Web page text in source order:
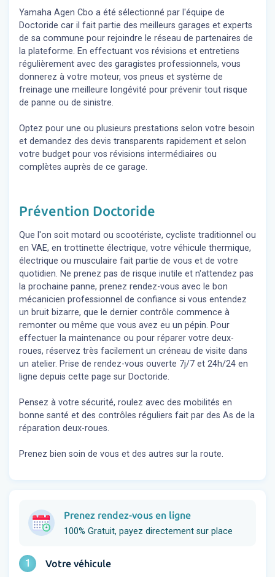
Yamaha Agen Cbo a été sélectionné par l'équipe de
Doctoride car il fait partie des meilleurs garages et experts
de sa commune pour rejoindre le réseau de partenaires de
la plateforme. En effectuant vos révisions et entretiens
régulièrement avec des garagistes professionnels, vous
donnerez à votre moteur, vos pneus et système de
freinage une meilleure longévité pour prévenir tout risque
de panne ou de sinistre.
Optez pour une ou plusieurs prestations selon votre besoin
et demandez des devis transparents rapidement et selon
votre budget pour vos révisions intermédiaires ou
complètes auprès de ce garage.
Prévention Doctoride
Que l'on soit motard ou scootériste, cycliste traditionnel ou
en VAE, en trottinette électrique, votre véhicule thermique,
électrique ou musculaire fait partie de vous et de votre
quotidien. Ne prenez pas de risque inutile et n'attendez pas
la prochaine panne, prenez rendez-vous avec le bon
mécanicien professionnel de confiance si vous entendez
un bruit bizarre, que le dernier contrôle commence à
remonter ou même que vous avez eu un pépin. Pour
effectuer la maintenance ou pour réparer votre deux-
roues, réservez très facilement un créneau de visite dans
un atelier. Prise de rendez-vous ouverte 7j/7 et 24h/24 en
ligne depuis cette page sur Doctoride.
Pensez à votre sécurité, roulez avec des mobilités en
bonne santé et des contrôles réguliers fait par des As de la
réparation deux-roues.
Prenez bien soin de vous et des autres sur la route.
Prenez rendez-vous en ligne
100% Gratuit, payez directement sur place
1 Votre véhicule